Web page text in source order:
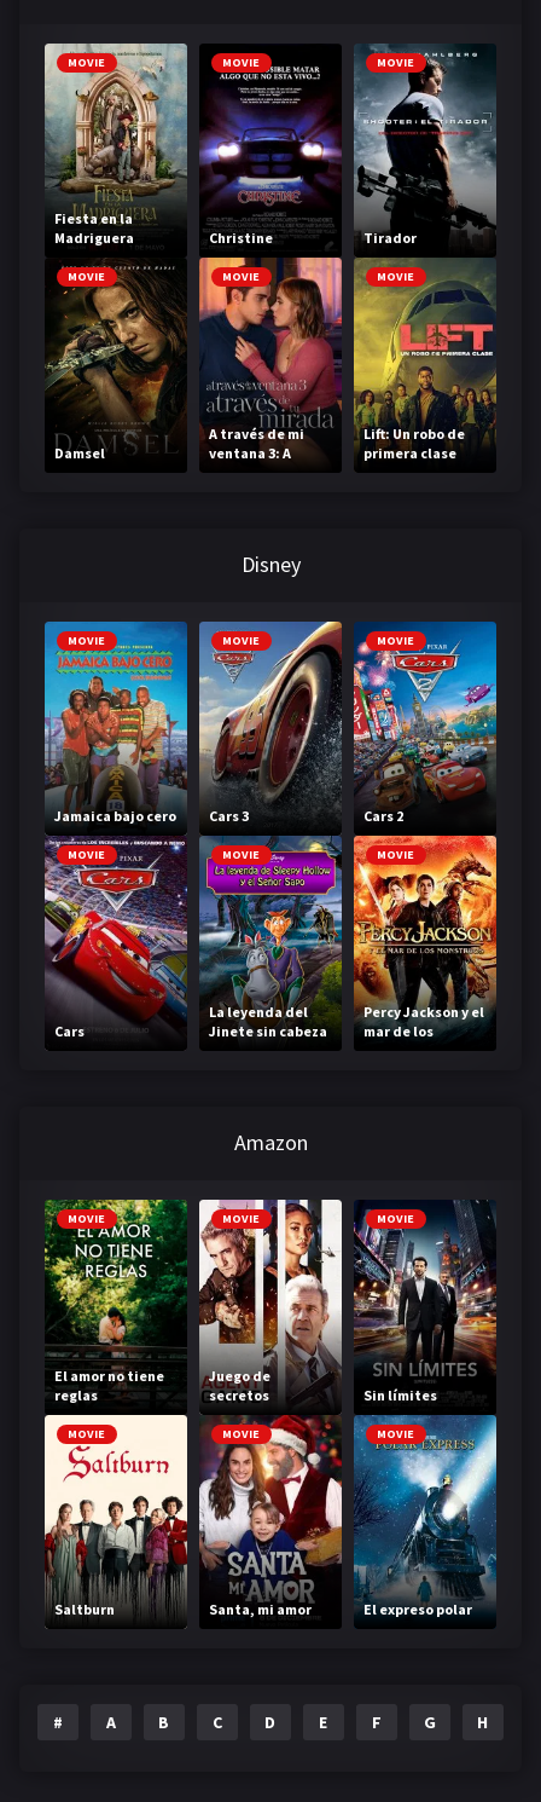
MOVIE
Fiesta en la
Madriguera
MOVIE
Christine
MOVIE
Tirador
MOVIE
Damsel
MOVIE
A través de mi
ventana 3: A
través de tu
MOVIE
Lift: Un robo de
primera clase
Disney
MOVIE
Jamaica bajo cero
MOVIE
Cars 3
MOVIE
Cars 2
MOVIE
Cars
MOVIE
La leyenda del
Jinete sin cabeza
MOVIE
Percy Jackson y el
mar de los
monstruos
Amazon
MOVIE
El amor no tiene
reglas
MOVIE
Juego de
secretos
MOVIE
Sin límites
MOVIE
Saltburn
MOVIE
Santa, mi amor
MOVIE
El expreso polar
# A B C D E F G H